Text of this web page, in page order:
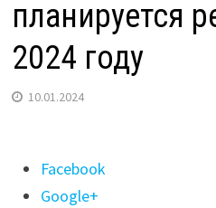
планируется
2024 году
10.01.2024
Поделиться
"Особый
Facebook
Google+